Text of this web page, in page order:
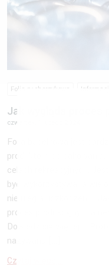
Folia pęcherzykowa
Jak wygląda proces
czwartek, 1 lutego 2024
Folia bąbelkowa jest
produktem do pakowania.
celach rekreacyjnych.
być wykorzystywana
nie uległa uszkodzeniu.
proces produkcyjny ma
Dowiedz się więcej!
nazywana […]
Czytaj więcej...